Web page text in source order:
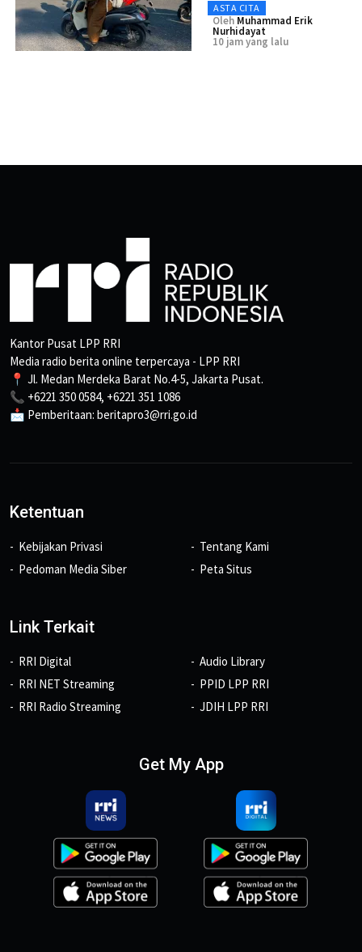
ASTA CITA
Oleh Muhammad Erik
Nurhidayat
10 jam yang lalu
Kantor Pusat LPP RRI
Media radio berita online terpercaya - LPP RRI
📍 Jl. Medan Merdeka Barat No.4-5, Jakarta Pusat.
📞 +6221 350 0584, +6221 351 1086
📩 Pemberitaan: beritapro3@rri.go.id
Ketentuan
Kebijakan Privasi
Pedoman Media Siber
Tentang Kami
Peta Situs
Link Terkait
RRI Digital
RRI NET Streaming
RRI Radio Streaming
Audio Library
PPID LPP RRI
JDIH LPP RRI
Get My App